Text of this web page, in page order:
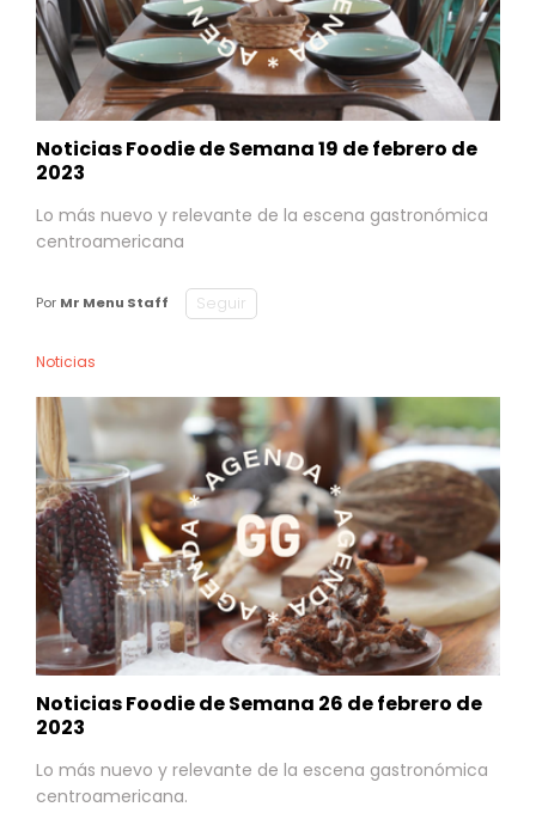
Noticias Foodie de Semana 19 de febrero de
2023
Lo más nuevo y relevante de la escena gastronómica
centroamericana
Por Mr Menu Staff Seguir
Noticias
Noticias Foodie de Semana 26 de febrero de
2023
Lo más nuevo y relevante de la escena gastronómica
centroamericana.